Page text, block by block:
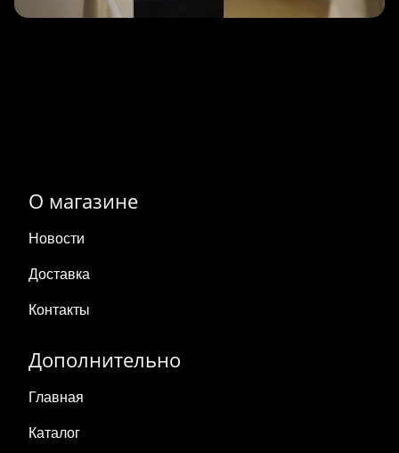
О магазине
Новости
Доставка
Контакты
Дополнительно
Главная
Каталог